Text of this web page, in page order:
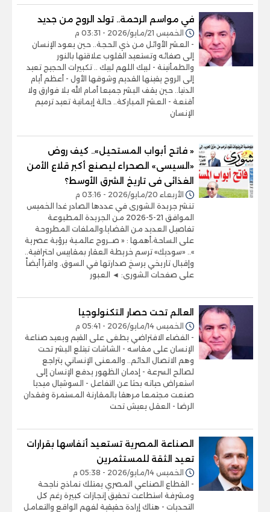
في مواسم الرحمة.. تولد الروح من جديد
الخميس 21/مايو/2026 - 03:31 م
- العشر الأوائل من ذي الحجة.. حين يعود الإنسان
إلى صفائه وتستعيد القلوب علاقتها بالنور
والطمأنينة - لبيك اللهم لبيك .. تكبيرات الحجيج تعيد
إلى الروح يقينها القديم وشوقها الأول - أعظم أيام
الدنيا.. حين يقف البشر جميعا أمام الله بلا فوارق ولا
أقنعة - العشر المباركة.. حالة إيمانية تعيد ترميم
الإنسان
« فاتح أبواب المستحيل».. كيف روض
«السيسى» الصحراء ليصنع أكبر قلاع الأمن
الغذائى فى تاريخ الشرق الأوسط؟
الأربعاء 20/مايو/2026 - 03:16 م
تنشر جريدة الشورى في عددها الصادر غدا الخميس
الموافق 21-5-2026 من الجريدة المطبوعة
تفاصيل العديد من القضايا،والملفات المطروحة
على الساحة،أهمها : « صــروح عالمـية برؤية عصرية
».. «سوديك» ترسم خريطة العقار بمقاييس احترافية..
وإقبال تاريخي يرسخ صدارتها في السوق. واقرأ أيضاً
على صفحات الشورى: ◄ العبور
العالم تحت حصار التكنولوجيا
الخميس 14/مايو/2026 - 05:41 م
- الفضاء الافتراضي يطغى على القيم ويعيد صناعة
الإنسان على مقاسه - الشاشات تبتلع البشر تحت
وهم الاتصال الدائم.. والمعنى الإنساني يتراجع
لصالح السرعة - إدمان الظهور يدفع الإنسان إلى
استعراض حياته بحثا عن التفاعل - السوشيال ميديا
صنعت مجتمعا مرهقا بالمقارنة المستمرة وفقدان
الرضا - العقل يعيش تحت
الصناعة المصرية تستعيد أنفاسها بقرارات
تعيد الثقة للمستثمرين
الخميس 14/مايو/2026 - 05:38 م
- القطاع الصناعي المصري يمتلك نماذج ناجحة
ومشرفة استطاعت تحقيق إنجازات كبيرة رغم كل
التحديات - هناك إرادة حقيقية لفهم الواقع والتعامل